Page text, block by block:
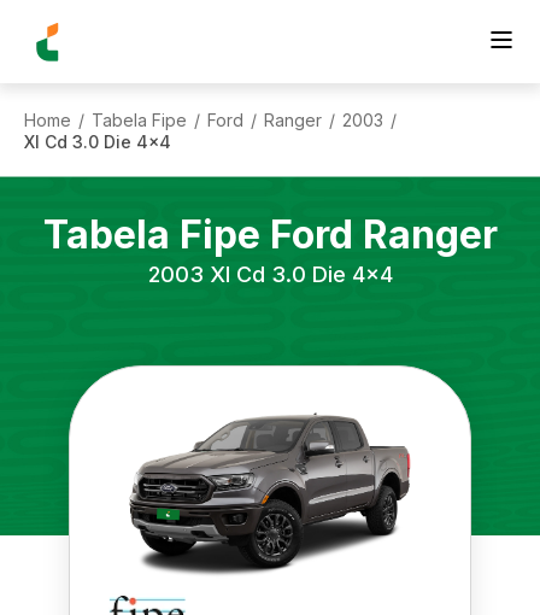
Home / Tabela Fipe / Ford / Ranger / 2003 /
Xl Cd 3.0 Die 4x4
Tabela Fipe Ford Ranger
2003 Xl Cd 3.0 Die 4x4